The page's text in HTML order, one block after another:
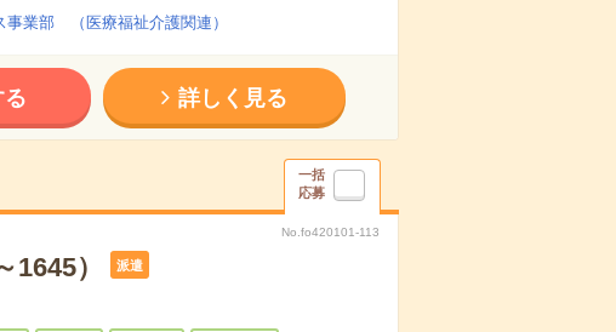
業部 （医療福祉介護関連）
る 詳しく見る
一括
応募
No.fo420101-113
） 派遣